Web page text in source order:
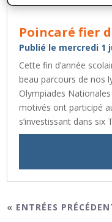
Poincaré fier
Publié le mercredi 1
Cette fin d’année
beau parcours de nos
Olympiades
motivés ont participé
s’investissant dans six
« ENTRÉES